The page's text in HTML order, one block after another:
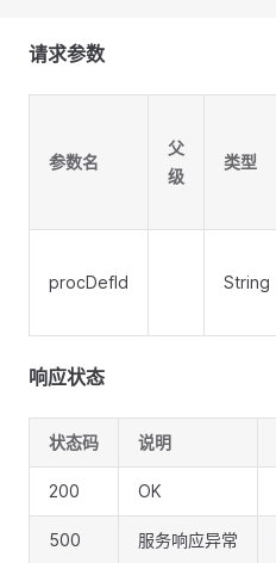
请求参数
参数名
父
级
类型
procDefId String
响应状态
状态码 说明
200 OK
500 服务响应异常